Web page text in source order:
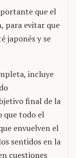
que el
para evitar que
japonés y se
incluye
final de la
que todo el
envuelven el
sentidos en la
cuestiones